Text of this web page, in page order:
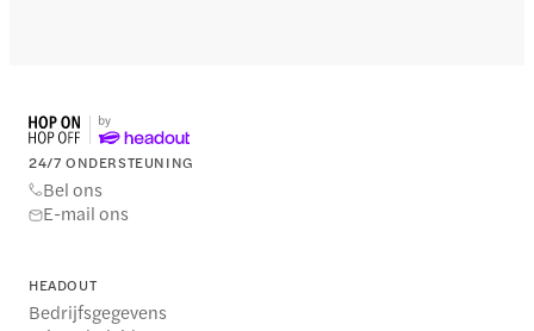
24/7 ONDERSTEUNING
Bel ons
E-mail ons
HEADOUT
Bedrijfsgegevens